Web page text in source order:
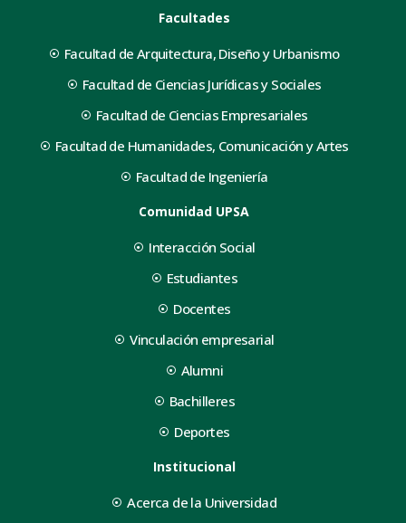
Facultades
Facultad de Arquitectura, Diseño y Urbanismo
Facultad de Ciencias Jurídicas y Sociales
Facultad de Ciencias Empresariales
Facultad de Humanidades, Comunicación y Artes
Facultad de Ingeniería
Comunidad UPSA
Interacción Social
Estudiantes
Docentes
Vinculación empresarial
Alumni
Bachilleres
Deportes
Institucional
Acerca de la Universidad